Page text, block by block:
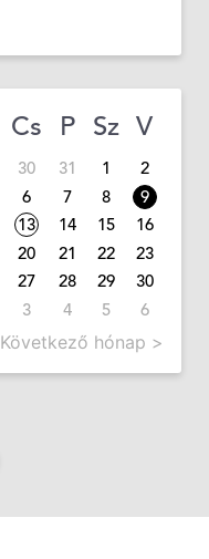
Cs P Sz V
30 31 1
2
6 7 8
9
13 14 15
16
20 21 22
23
27 28 29
30
3 4 5 6
Következő hónap >